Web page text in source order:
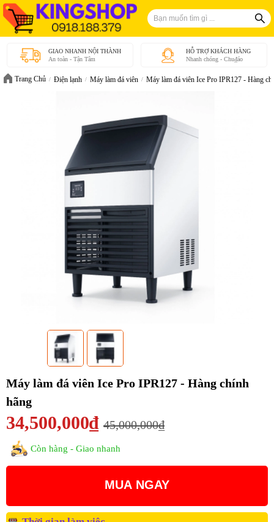
GIAO NHANH NỘI THÀNH
An toàn - Tận Tâm
HỖ TRỢ KHÁCH HÀNG
Nhanh chóng - Chu₫áo
Trang Chủ Điện lạnh Máy làm đá viên Máy làm đá viên Ice Pro IPR127 - Hàng
Máy làm đá viên Ice Pro IPR127 - Hàng chính
hãng
34,500,000₫ 45,000,000₫
Còn hàng - Giao nhanh
MUA NGAY